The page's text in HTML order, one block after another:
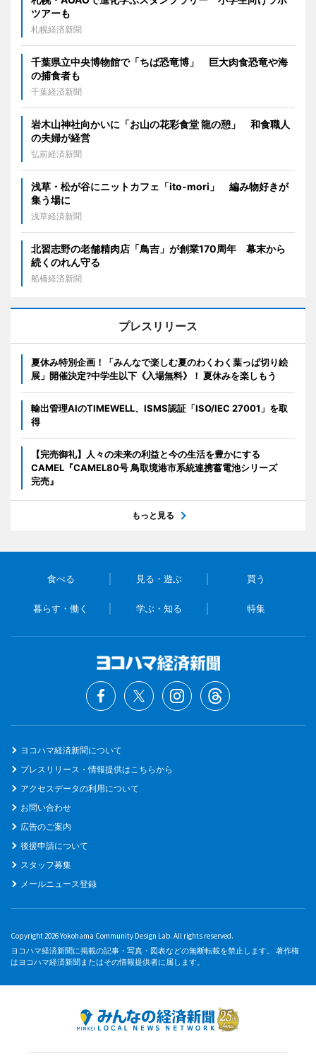
ツアーも
札幌経済新聞
千葉県立中央博物館で「ちば恐竜博」 巨大肉食恐竜や海
の捕食者も
千葉経済新聞
岩木山神社向かいに「お山の花彩食堂 龍の憩」 和食職人
の夫婦が経営
弘前経済新聞
浅草・松が谷にニットカフェ「ito-mori」 編み物好きが
集う場に
浅草経済新聞
北習志野の老舗精肉店「鳥吉」が創業170周年 幕末から
続くのれん守る
船橋経済新聞
プレスリリース
夏休み特別企画！「みんなで楽しむ夏のわくわく葉っぱ切り絵
展」開催決定?中学生以下《入場無料》！ 夏休みを楽しもう
輸出管理AIのTIMEWELL、ISMS認証「ISO/IEC 27001」を取
得
【完売御礼】人々の未来の利益と今の生活を豊かにする
CAMEL『CAMEL80号 鳥取境港市系統連携蓄電池シリーズ
完売』
もっと見る
食べる 見る・遊ぶ 買う
暮らす・働く 学ぶ・知る 特集
ヨコハマ経済新聞について
プレスリリース・情報提供はこちらから
アクセスデータの利用について
お問い合わせ
広告のご案内
後援申請について
スタッフ募集
メールニュース登録
Copyright 2026 Yokohama Community Design Lab. All rights reserved.
ヨコハマ経済新聞に掲載の記事・写真・図表などの無断転載を禁止します。 著作権
はヨコハマ経済新聞またはその情報提供者に属します。